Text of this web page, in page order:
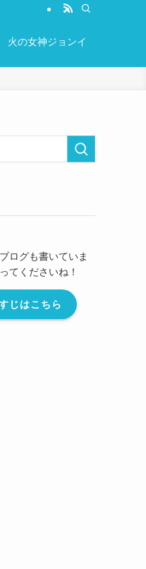
火の女神ジョンイ
ログも書いていま
てくださいね！
じはこちら